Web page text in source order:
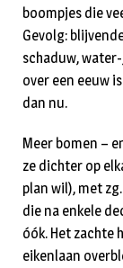
boompjes die
Gevolg:
schaduw,
over een eeuw
dan nu.
Meer bomen –
ze dichter op
plan wil), met
die na enkele
óók. Het zachte
eikenlaan